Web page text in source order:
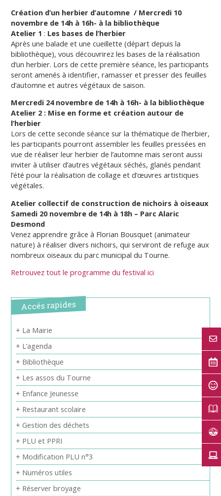
Création d’un herbier d’automne / Mercredi 10
novembre de 14h à 16h- à la bibliothèque
Atelier 1 : Les bases de l’herbier
Après une balade et une cueillette (départ depuis la
bibliothèque), vous découvrirez les bases de la réalisation
d’un herbier. Lors de cette première séance, les participants
seront amenés à identifier, ramasser et presser des feuilles
d’automne et autres végétaux de saison.
Mercredi 24 novembre de 14h à 16h- à la bibliothèque
Atelier 2 : Mise en forme et création autour de
l’herbier
Lors de cette seconde séance sur la thématique de l’herbier,
les participants pourront assembler les feuilles pressées en
vue de réaliser leur herbier de l’automne mais seront aussi
inviter à utiliser d’autres végétaux séchés, glanés pendant
l’été pour la réalisation de collage et d’œuvres artistiques
végétales.
Atelier collectif de construction de nichoirs à oiseaux
Samedi 20 novembre de 14h à 18h – Parc Alaric
Desmond
Venez apprendre grâce à Florian Bousquet (animateur
nature) à réaliser divers nichoirs, qui serviront de refuge aux
nombreux oiseaux du parc municipal du Tourne.
Retrouvez tout le programme du festival ici
Accés rapides
+ La Mairie
+ L’agenda
+ Bibliothèque
+ Les assos du Tourne
+ Enfance Jeunesse
+ Restaurant scolaire
+ Gestion des déchets
+ PLU et PPRI
+ Modification PLU n°3
+ Numéros utiles
+ Réserver broyage